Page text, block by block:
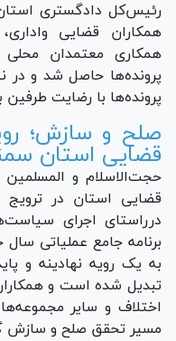
رئیس‌کل دادگستری
همکاران قضایی
همکاری معتمدان
پرونده‌ها حاصل شد و در
پرونده‌ها با رضایت
صلح و سازش؛
قضایی استان
حجت‌الاسلام‌ و المسلمین
قضایی استان در
درراستای اجرای
برنامه جامع عملیاتی
به یک رویه نهادینه و
تبدیل شده است و
اختلاف و سایر
مسیر تحقق صلح و سازش